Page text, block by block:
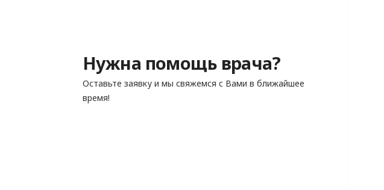
Нужна помощь врача?
Оставьте заявку и мы свяжемся с Вами в ближайшее
время!